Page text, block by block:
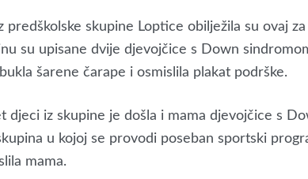
predškolske skupine Loptice obilježila su ovaj
su upisane dvije djevojčice s Down
šarene čarape i osmislila plakat podrške.
djeci iz skupine je došla i mama djevojčice s
u kojoj se provodi poseban sportski
mama.